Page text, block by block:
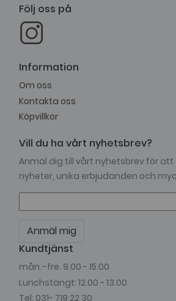
Följ oss på
Information
Om oss
Kontakta oss
Köpvillkor
Vill du ha vårt nyhetsbrev?
Anmäl dig till vårt nyhetsbrev för att
nyheter, unika erbjudanden och
Anmäl mig
Kundtjänst
mån.–fre. 9.00 - 15.00
Lunchstängt: 12.00 - 13.00
Tel: 031- 719 22 30